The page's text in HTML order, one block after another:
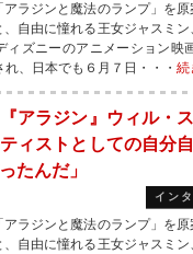
ラジンと魔法のランプ」を
自由に憧れる王女ジャスミ
ズニーのアニメーション映
、日本でも６月７日・・・ 続
『アラジン』ウィル・
ィストとしての自分
たんだ」
イン
ラジンと魔法のランプ」を
自由に憧れる王女ジャスミ